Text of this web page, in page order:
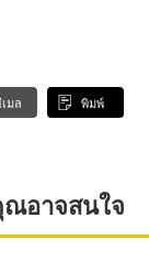
มล พิมพ์
อาจสนใจ